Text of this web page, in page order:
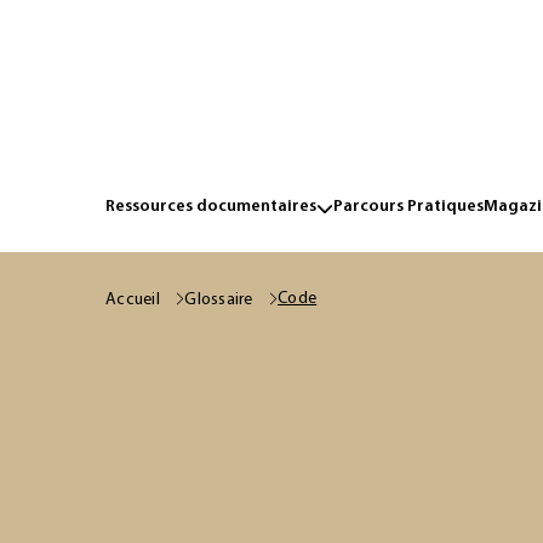
Ressources documentaires Parcours Pratiques
Accueil Glossaire Code